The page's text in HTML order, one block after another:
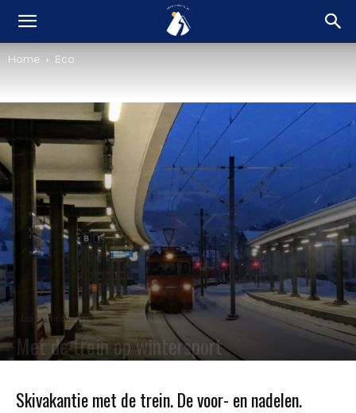
Home Eco
Wintersport
Met de trein op wintersport
Skivakantie met de trein. De voor- en nadelen.